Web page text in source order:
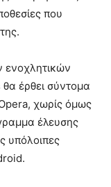
που
ενοχλητικών
έρθει σύντομα
χωρίς όμως
έλευσης
υπόλοιπες